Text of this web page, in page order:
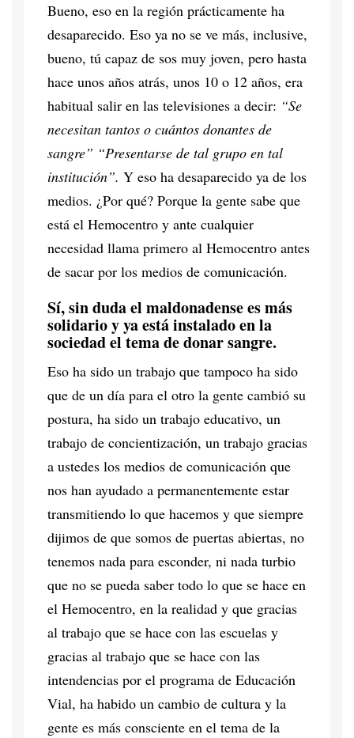
Bueno, eso en la región prácticamente ha
desaparecido. Eso ya no se ve más, inclusive,
bueno, tú capaz de sos muy joven, pero hasta
hace unos años atrás, unos 10 o 12 años, era
habitual salir en las televisiones a decir: “Se
necesitan tantos o cuántos donantes de
sangre” “Presentarse de tal grupo en tal
institución”. Y eso ha desaparecido ya de los
medios. ¿Por qué? Porque la gente sabe que
está el Hemocentro y ante cualquier
necesidad llama primero al Hemocentro antes
de sacar por los medios de comunicación.
Sí, sin duda el maldonadense es más
solidario y ya está instalado en la
sociedad el tema de donar sangre.
Eso ha sido un trabajo que tampoco ha sido
que de un día para el otro la gente cambió su
postura, ha sido un trabajo educativo, un
trabajo de concientización, un trabajo gracias
a ustedes los medios de comunicación que
nos han ayudado a permanentemente estar
transmitiendo lo que hacemos y que siempre
dijimos de que somos de puertas abiertas, no
tenemos nada para esconder, ni nada turbio
que no se pueda saber todo lo que se hace en
el Hemocentro, en la realidad y que gracias
al trabajo que se hace con las escuelas y
gracias al trabajo que se hace con las
intendencias por el programa de Educación
Vial, ha habido un cambio de cultura y la
gente es más consciente en el tema de la